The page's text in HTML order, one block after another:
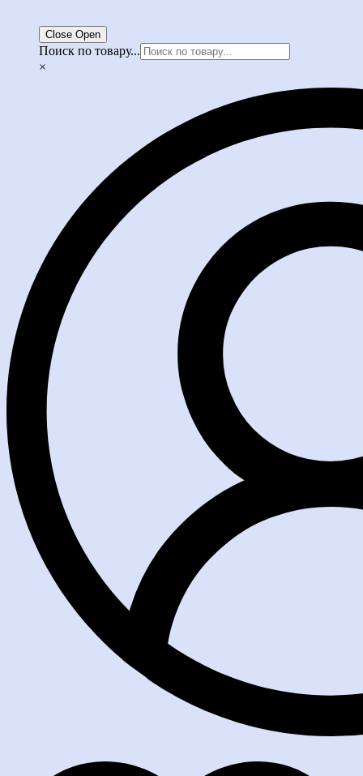
Close Open
Поиск по товару...
×